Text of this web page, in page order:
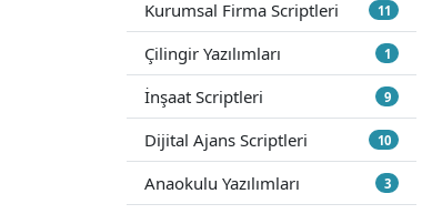
Kurumsal Firma Scriptleri 11
Çilingir Yazılımları 1
İnşaat Scriptleri 9
Dijital Ajans Scriptleri 10
Anaokulu Yazılımları 3